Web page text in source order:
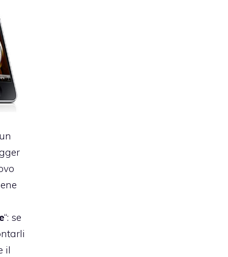
“: se
il